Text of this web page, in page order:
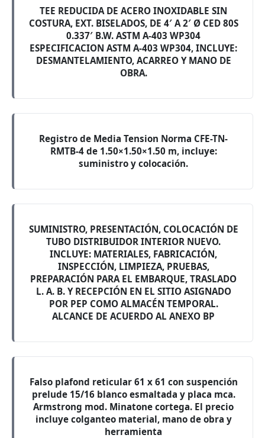
TEE REDUCIDA DE ACERO INOXIDABLE SIN
COSTURA, EXT. BISELADOS, DE 4′ A 2′ Ø CED 80S
0.337′ B.W. ASTM A-403 WP304
ESPECIFICACION ASTM A-403 WP304, INCLUYE:
DESMANTELAMIENTO, ACARREO Y MANO DE
OBRA.
Registro de Media Tension Norma CFE-TN-
RMTB-4 de 1.50×1.50×1.50 m, incluye:
suministro y colocación.
SUMINISTRO, PRESENTACIÓN, COLOCACIÓN DE
TUBO DISTRIBUIDOR INTERIOR NUEVO.
INCLUYE: MATERIALES, FABRICACIÓN,
INSPECCIÓN, LIMPIEZA, PRUEBAS,
PREPARACIÓN PARA EL EMBARQUE, TRASLADO
L. A. B. Y RECEPCIÓN EN EL SITIO ASIGNADO
POR PEP COMO ALMACÉN TEMPORAL.
ALCANCE DE ACUERDO AL ANEXO BP
Falso plafond reticular 61 x 61 con suspención
prelude 15/16 blanco esmaltada y placa mca.
Armstrong mod. Minatone cortega. El precio
incluye colganteo material, mano de obra y
herramienta